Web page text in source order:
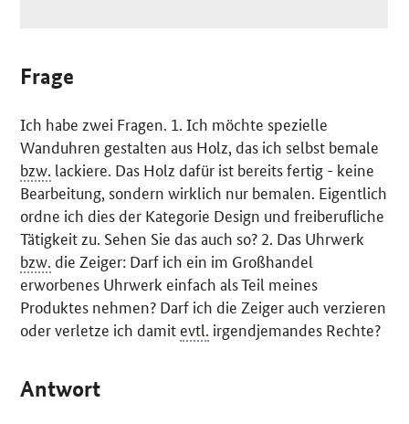
Frage
Ich habe zwei Fragen. 1. Ich möchte spezielle
Wanduhren gestalten aus Holz, das ich selbst bemale
bzw. lackiere. Das Holz dafür ist bereits fertig - keine
Bearbeitung, sondern wirklich nur bemalen. Eigentlich
ordne ich dies der Kategorie Design und freiberufliche
Tätigkeit zu. Sehen Sie das auch so? 2. Das Uhrwerk
bzw. die Zeiger: Darf ich ein im Großhandel
erworbenes Uhrwerk einfach als Teil meines
Produktes nehmen? Darf ich die Zeiger auch verzieren
oder verletze ich damit evtl. irgendjemandes Rechte?
Antwort